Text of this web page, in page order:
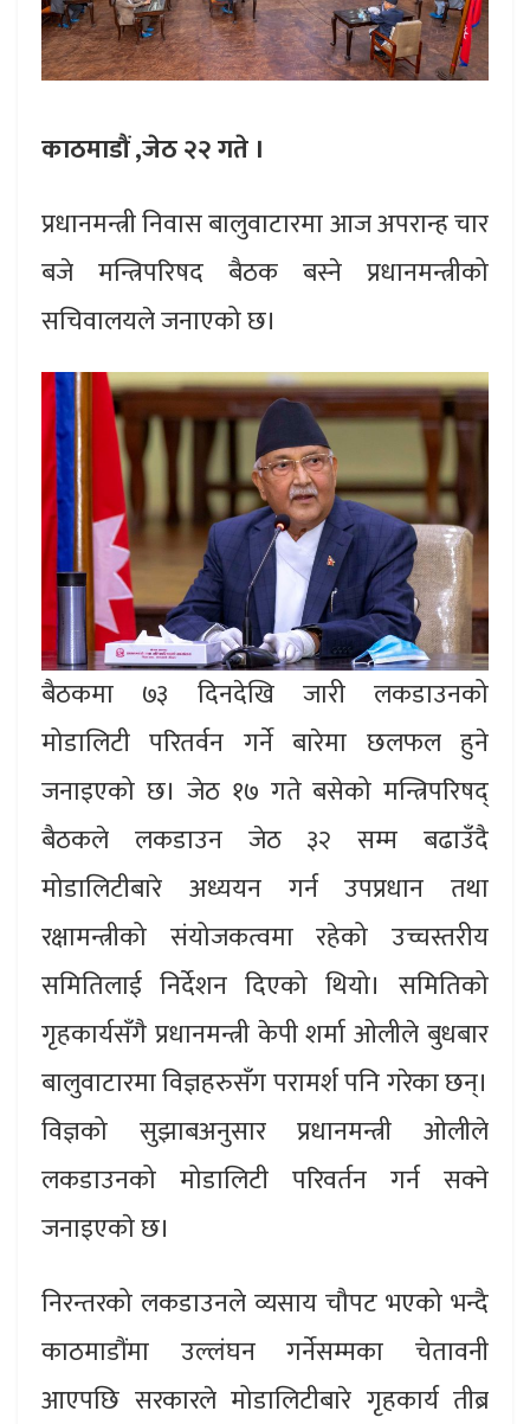
काठमाडौं ,जेठ २२ गते ।
प्रधानमन्त्री निवास बालुवाटारमा आज अपरान्ह चार
बजे मन्त्रिपरिषद बैठक बस्ने प्रधानमन्त्रीको
सचिवालयले जनाएको छ।
बैठकमा ७३ दिनदेखि जारी लकडाउनको
मोडालिटी परितर्वन गर्ने बारेमा छलफल हुने
जनाइएको छ। जेठ १७ गते बसेको मन्त्रिपरिषद्
बैठकले लकडाउन जेठ ३२ सम्म बढाउँदै
मोडालिटीबारे अध्ययन गर्न उपप्रधान तथा
रक्षामन्त्रीको संयोजकत्वमा रहेको उच्चस्तरीय
समितिलाई निर्देशन दिएको थियो। समितिको
गृहकार्यसँगै प्रधानमन्त्री केपी शर्मा ओलीले बुधबार
बालुवाटारमा विज्ञहरुसँग परामर्श पनि गरेका छन्।
विज्ञको सुझाबअनुसार प्रधानमन्त्री ओलीले
लकडाउनको मोडालिटी परिवर्तन गर्न सक्ने
जनाइएकाे छ।
निरन्तरको लकडाउनले व्यसाय चौपट भएको भन्दै
काठमाडौंमा उल्लंघन गर्नेसम्मका चेतावनी
आएपछि सरकारले मोडालिटीबारे गृहकार्य तीब्र